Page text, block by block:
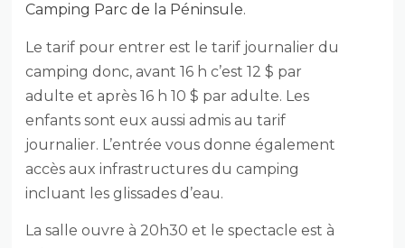
Camping Parc de la Péninsule.
Le tarif pour entrer est le tarif journalier du
camping donc, avant 16 h c’est 12 $ par
adulte et après 16 h 10 $ par adulte. Les
enfants sont eux aussi admis au tarif
journalier. L’entrée vous donne également
accès aux infrastructures du camping
incluant les glissades d’eau.
La salle ouvre à 20h30 et le spectacle est à